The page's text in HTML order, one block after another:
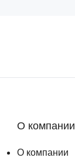
О компании
О компании